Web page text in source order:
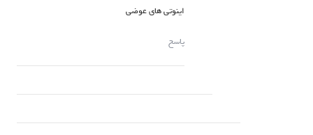
اینوتی های عوضی
پاسخ